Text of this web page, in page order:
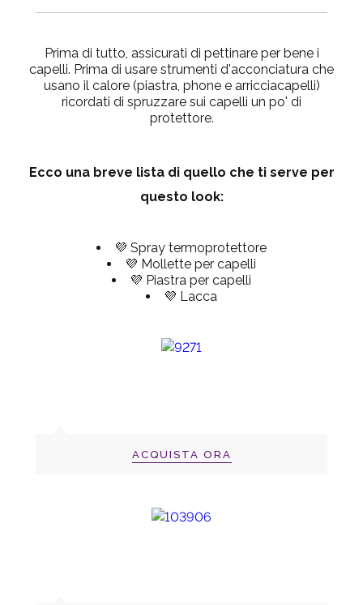
Prima di tutto, assicurati di pettinare per bene i
capelli. Prima di usare strumenti d'acconciatura che
usano il calore (piastra, phone e arricciacapelli)
ricordati di spruzzare sui capelli un po' di
protettore.
Ecco una breve lista di quello che ti serve per
questo look:
💜 Spray termoprotettore
💜 Mollette per capelli
💜 Piastra per capelli
💜 Lacca
ACQUISTA ORA